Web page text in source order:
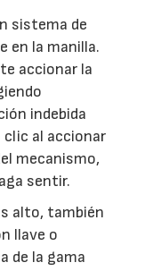
sistema de
en la manilla.
accionar la
indebida
al accionar
mecanismo,
sentir.
alto, también
llave o
de la gama